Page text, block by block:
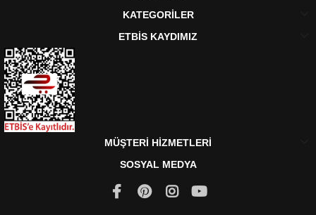
KATEGORİLER
ETBİS KAYDIMIZ
MÜŞTERİ HİZMETLERİ
SOSYAL MEDYA